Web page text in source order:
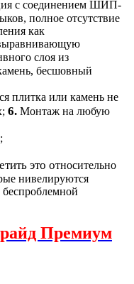
с соединением ШИП-
полное отсутствие
как
выравнивающую
слоя из
бесшовный
плитка или камень не
6. Монтаж на любую
это относительно
нивелируются
Премиум